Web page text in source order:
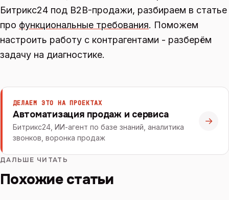
Битрикс24 под B2B-продажи, разбираем в статье
про функциональные требования. Поможем
настроить работу с контрагентами - разберём
задачу на диагностике.
ДЕЛАЕМ ЭТО НА ПРОЕКТАХ
Автоматизация продаж и сервиса
Битрикс24, ИИ-агент по базе знаний, аналитика
звонков, воронка продаж
→
ДАЛЬШЕ ЧИТАТЬ
Похожие статьи